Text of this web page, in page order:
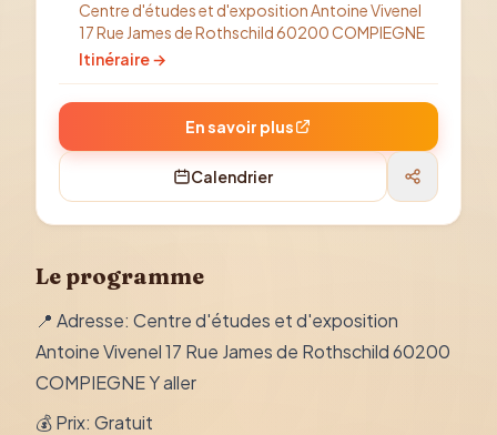
Centre d'études et d'exposition Antoine Vivenel
17 Rue James de Rothschild 60200 COMPIEGNE
Itinéraire →
En savoir plus
Calendrier
Le programme
📍 Adresse: Centre d'études et d'exposition
Antoine Vivenel 17 Rue James de Rothschild 60200
COMPIEGNE Y aller
💰 Prix: Gratuit